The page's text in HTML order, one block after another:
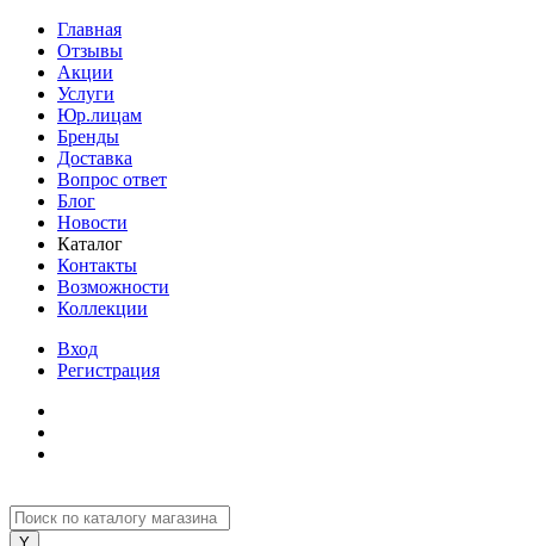
Главная
Отзывы
Акции
Услуги
Юр.лицам
Бренды
Доставка
Вопрос ответ
Блог
Новости
Каталог
Контакты
Возможности
Коллекции
Вход
Регистрация